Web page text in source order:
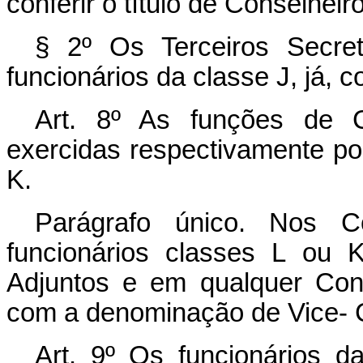
§ 2º Os Terceiros
funcionários da classe J, já,
Art. 8º As funções de
exercidas respectivamente
K.
Parágrafo único. Nos
funcionários classes L ou
Adjuntos e em qualquer
com a denominação de Vice-
Art. 9º Os funcionários